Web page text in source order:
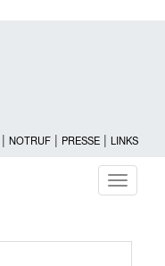
| NOTRUF | PRESSE | LINKS
ein-/